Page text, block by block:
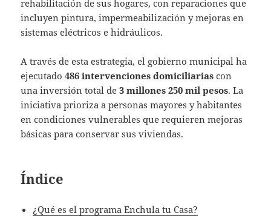
rehabilitación de sus hogares, con reparaciones que
incluyen pintura, impermeabilización y mejoras en
sistemas eléctricos e hidráulicos.
A través de esta estrategia, el gobierno municipal ha
ejecutado486 intervenciones domiciliarias con
una inversión total de3 millones 250 mil pesos. La
iniciativa prioriza a personas mayores y habitantes
en condiciones vulnerables que requieren mejoras
básicas para conservar sus viviendas.
Índice
¿Qué es el programa Enchula tu Casa?